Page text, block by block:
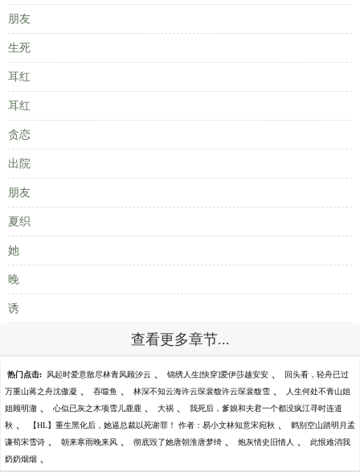
朋友
生死
耳红
耳红
贪恋
出院
朋友
夏织
她
晚
诱
查看更多章节...
热门点击: 风起时爱意散尽林青风顾汐云 、 锦绣人生[快穿]爱伊莎越安安 、 回头看，轻舟已过
万重山蒋之舟沈傲凝 、 吞噬鱼 、 林深不知云海许云琛裴馥许云琛裴馥雪 、 人生何处不青山姐
姐顾明澈 、 心似已灰之木项雪儿鹿鹿 、 大祸 、 我死后，爹娘和夫君一个都没疯江寻时连道
秋 、 【HL】重生黑化后，她逼总裁以死谢罪！ 作者：易小文林知意宋宛秋 、 鹤别空山踏明月孟
谦荀宋雪诗 、 朝来寒雨晚来风 、 彻底毁了她唐朝淮唐梦绮 、 炮灰情史旧情人 、 此恨难消我
奶奶烟烟 、